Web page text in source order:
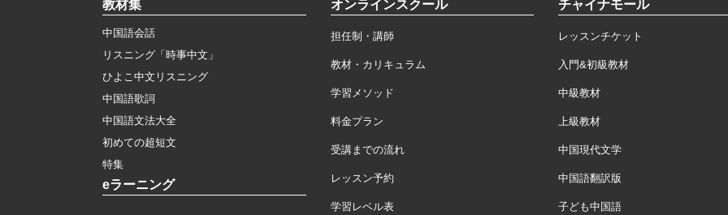
教材集
中国語会話
リスニング「時事中文」
ひよこ中文リスニング
中国語歌詞
中国語文法大全
初めての超短文
特集
eラーニング
オンラインスクール
担任制・講師
教材・カリキュラム
学習メソッド
料金プラン
受講までの流れ
レッスン予約
学習レベル表
チャイナモール
レッスンチケット
入門&初級教材
中級教材
上級教材
中国現代文学
中国語翻訳版
子ども中国語